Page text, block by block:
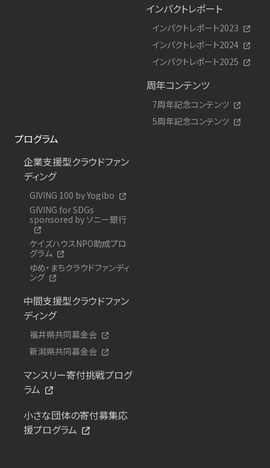
インパクトレポート
インパクトレポート2023
インパクトレポート2024
インパクトレポート2025
周年コンテンツ
7周年記念コンテンツ
5周年記念コンテンツ
プログラム
企業支援型クラウドファン
ディング
GIVING 100 by Yogibo
GIVING for SDGs
sponsored by ソニー銀行
ケイズハウスNPO助成プロ
グラム
ゆめ・まちクラウドファンディ
ング
中間支援型クラウドファン
ディング
福井県共同募金会
新潟県共同募金会
マンスリー寄付挑戦プログ
ラム
小さな団体の寄付募集応
援プログラム